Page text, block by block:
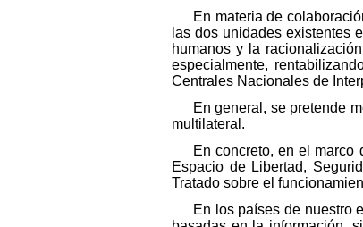
En materia de
las dos unidades existentes
humanos y la
especialmente,
Centrales Nacionales de
En general, se pretende
multilateral.
En concreto, en el marco
Espacio de Libertad,
Tratado sobre el
En los países de nuestro